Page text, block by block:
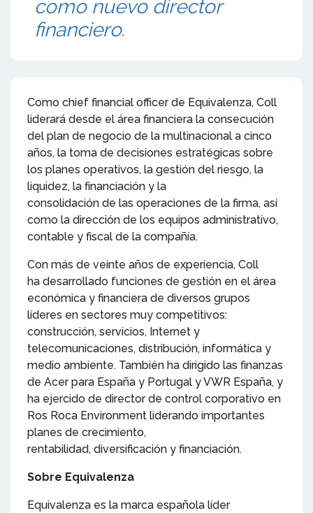
como nuevo director
financiero.
Como chief financial officer de Equivalenza, Coll
liderará desde el área financiera la consecución
del plan de negocio de la multinacional a cinco
años, la toma de decisiones estratégicas sobre
los planes operativos, la gestión del riesgo, la
liquidez, la financiación y la
consolidación de las operaciones de la firma, así
como la dirección de los equipos administrativo,
contable y fiscal de la compañía.
Con más de veinte años de experiencia, Coll
ha desarrollado funciones de gestión en el área
económica y financiera de diversos grupos
líderes en sectores muy competitivos:
construcción, servicios, Internet y
telecomunicaciones, distribución, informática y
medio ambiente. También ha dirigido las finanzas
de Acer para España y Portugal y VWR España, y
ha ejercido de director de control corporativo en
Ros Roca Environment liderando importantes
planes de crecimiento,
rentabilidad, diversificación y financiación.
Sobre Equivalenza
Equivalenza es la marca española líder